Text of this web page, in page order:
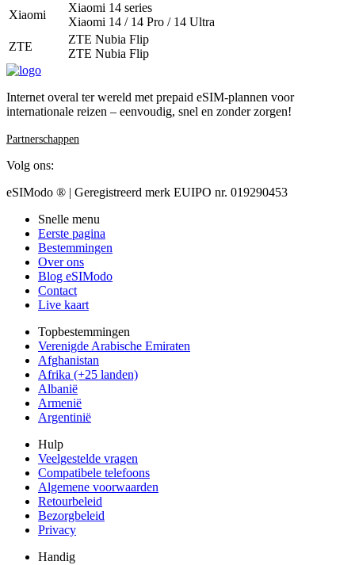
Xiaomi
Xiaomi 14 series
Xiaomi 14 / 14 Pro / 14 Ultra
ZTE
ZTE Nubia Flip
ZTE Nubia Flip
Internet overal ter wereld met prepaid eSIM-plannen voor
internationale reizen – eenvoudig, snel en zonder zorgen!
Partnerschappen
Volg ons:
eSIModo ® | Geregistreerd merk EUIPO nr. 019290453
Snelle menu
Eerste pagina
Bestemmingen
Over ons
Blog eSIModo
Contact
Live kaart
Topbestemmingen
Verenigde Arabische Emiraten
Afghanistan
Afrika (+25 landen)
Albanië
Armenië
Argentinië
Hulp
Veelgestelde vragen
Compatibele telefoons
Algemene voorwaarden
Retourbeleid
Bezorgbeleid
Privacy
Handig